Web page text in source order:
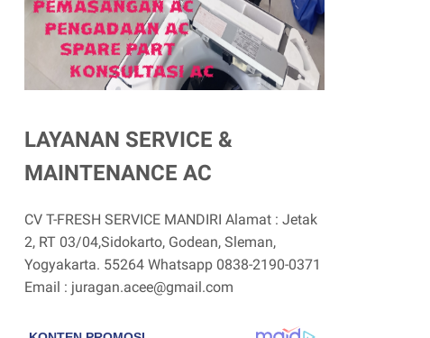
LAYANAN SERVICE &
MAINTENANCE AC
CV T-FRESH SERVICE MANDIRI Alamat : Jetak
2, RT 03/04,Sidokarto, Godean, Sleman,
Yogyakarta. 55264 Whatsapp 0838-2190-0371
Email : juragan.acee@gmail.com